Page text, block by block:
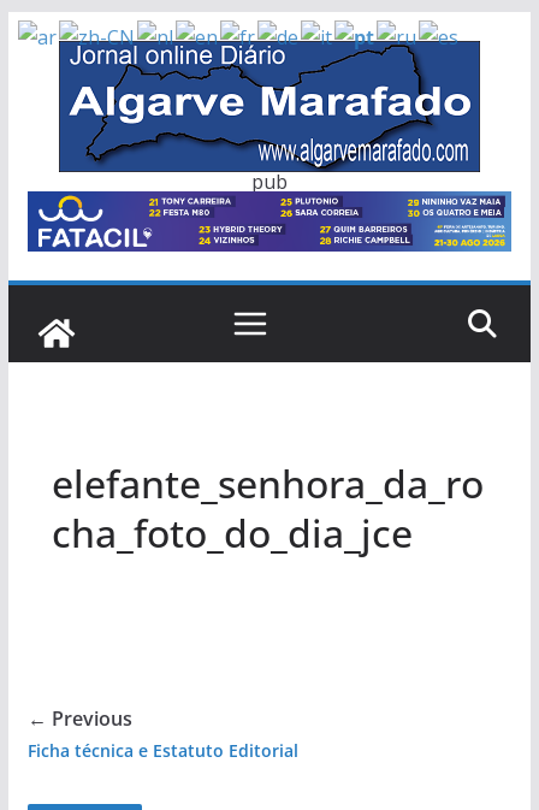
Skip
content
pub
elefante_senhora_da_ro
cha_foto_do_dia_jce
← Previous
Ficha técnica e Estatuto Editorial